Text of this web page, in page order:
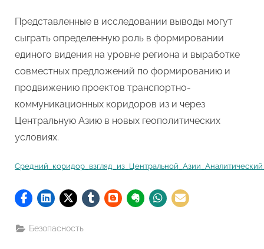
Представленные в исследовании выводы могут
сыграть определенную роль в формировании
единого видения на уровне региона и выработке
совместных предложений по формированию и
продвижению проектов транспортно-
коммуникационных коридоров из и через
Центральную Азию в новых геополитических
условиях.
Безопасность